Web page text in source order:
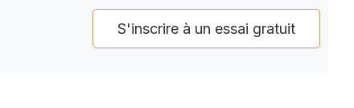
S'inscrire à un essai gratuit